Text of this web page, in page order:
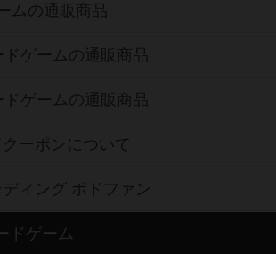
ムの通販商品
ゲームの通販商品
ゲームの通販商品
ーポンについて
ィング ボドファン
ドゲーム